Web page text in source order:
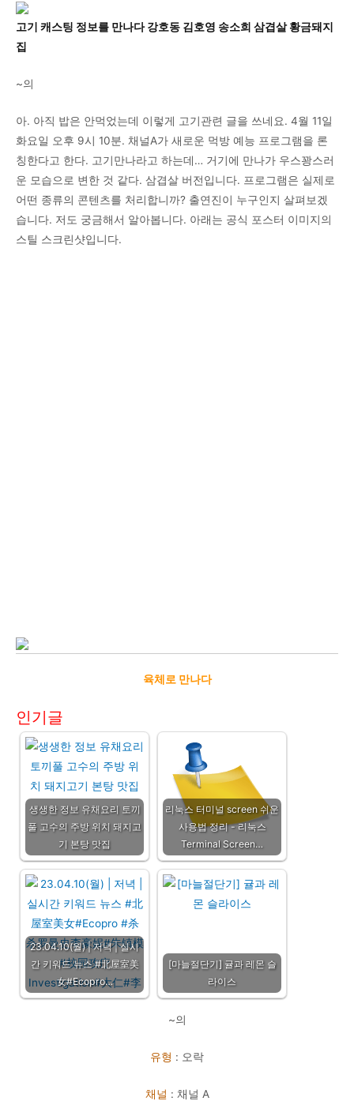
고기 캐스팅 정보를 만나다 강호동 김호영 송소희 삼겹살 황금돼지
집
~의
아. 아직 밥은 안먹었는데 이렇게 고기관련 글을 쓰네요. 4월 11일
화요일 오후 9시 10분. 채널A가 새로운 먹방 예능 프로그램을 론
칭한다고 한다. 고기만나라고 하는데… 거기에 만나가 우스꽝스러
운 모습으로 변한 것 같다. 삼겹살 버전입니다. 프로그램은 실제로
어떤 종류의 콘텐츠를 처리합니까? 출연진이 누구인지 살펴보겠
습니다. 저도 궁금해서 알아봅니다. 아래는 공식 포스터 이미지의
스틸 스크린샷입니다.
육체로 만나다
인기글
생생한 정보 유채요리 토끼
풀 고수의 주방 위치 돼지고
기 본탕 맛집
리눅스 터미널 screen 쉬운
사용법 정리 - 리눅스
Terminal Screen…
23.04.10(월) | 저녁 | 실시
간 키워드 뉴스 #北屋室美
女#Ecopro…
[마늘절단기] 귤과 레몬 슬
라이스
~의
유형 : 오락
채널 : 채널 A